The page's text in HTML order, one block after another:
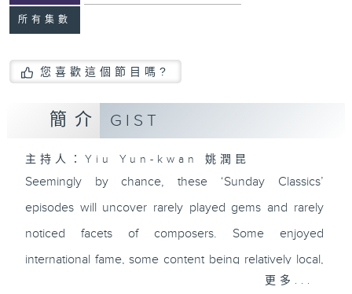
所有集數
您喜歡這個節目嗎?
簡介 GIST
主持人：Yiu Yun-kwan 姚潤昆
Seemingly by chance, these ‘Sunday Classics’
episodes will uncover rarely played gems and rarely
noticed facets of composers. Some enjoyed
international fame, some content being relatively local,
their works will be sampled in terms of composition
更多...